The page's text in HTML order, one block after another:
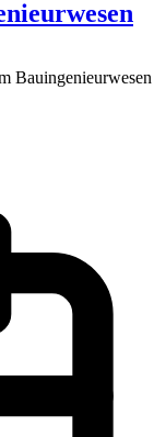
Bauingenieurwesen